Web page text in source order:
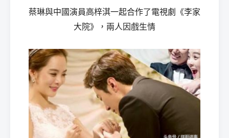
蔡琳與中國演員高梓淇一起合作了電視劇《李家
大院》，兩人因戲生情